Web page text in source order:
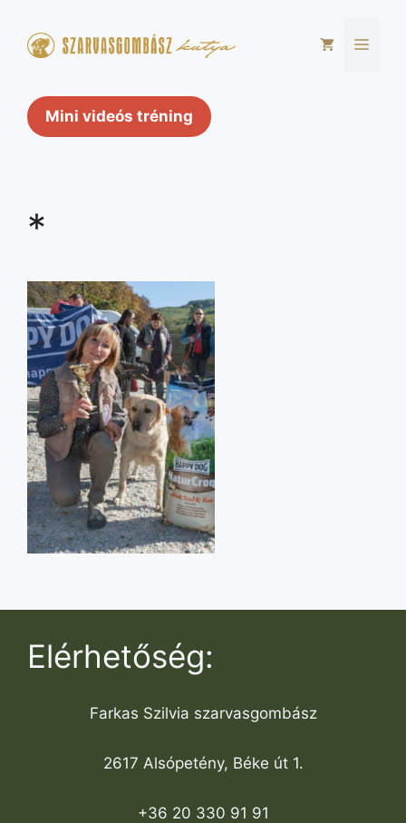
tartalomba
Mini videós tréning
*
Elérhetőség:
Farkas Szilvia szarvasgombász
2617 Alsópetény, Béke út 1.
+36 20 330 91 91